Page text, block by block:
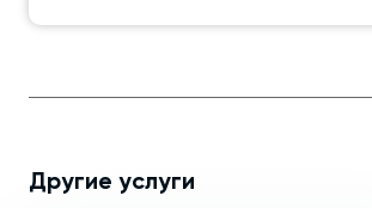
Другие услуги